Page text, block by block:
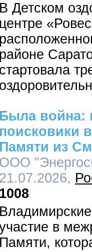
В Детском
центре
районе
стартовала
Была война:
поисковики
Памяти из
ООО
21.07.2026,
1008
в
Памяти,